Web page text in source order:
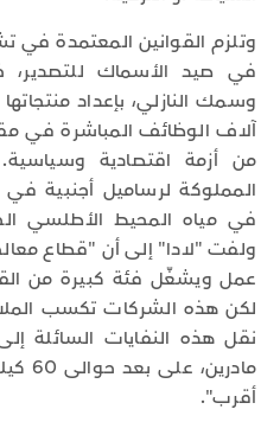
وتلزم القوانين المعتمدة
في صيد الأسماك للتصدير،
وسمك النازلي، بإعداد
آلاف الوظائف المباشرة في
من أزمة اقتصادية
المملوكة لرساميل أجنبية
في مياه المحيط الأطلسي
ولفت "لادا" إلى أن "قطاع
عمل ويشغّل فئة كبيرة من
لكن هذه الشركات تكسب
نقل هذه النفايات السائلة
أقرب".